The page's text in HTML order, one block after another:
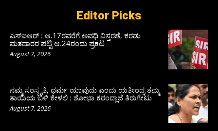
Editor Picks
ಎಸ್‌ಐಆರ್‌ : ಆ.17ರವರೆಗೆ ಅವಧಿ ವಿಸ್ತರಣೆ, ಕರಡು
ಮತದಾರರ ಪಟ್ಟಿ ಆ.24ರಂದು ಪ್ರಕಟ
August 7, 2026
ನಮ್ಮ ಸಂಸ್ಕೃತಿ, ಧರ್ಮ ಯಾವುದು ಎಂದು ಯತೀಂದ್ರ ತಮ್ಮ
ತಾಯಿಯ ಬಳಿ ಕೇಳಲಿ : ಶೋಭಾ ಕರಂದ್ಲಾಜೆ ತಿರುಗೇಟು
August 7, 2026